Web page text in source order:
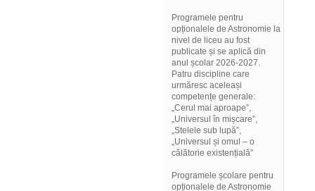
Programele pentru
opționalele de Astronomie la
nivel de liceu au fost
publicate și se aplică din
anul școlar 2026-2027.
Patru discipline care
urmăresc aceleași
competențe generale:
„Cerul mai aproape”,
„Universul în mișcare”,
„Stelele sub lupă”,
„Universul și omul – o
călătorie existențială”
Programele școlare pentru
opționalele de Astronomie